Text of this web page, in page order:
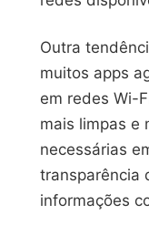
Outra
muitos apps
em redes Wi-
mais limpas e
necessárias
transparência
informações